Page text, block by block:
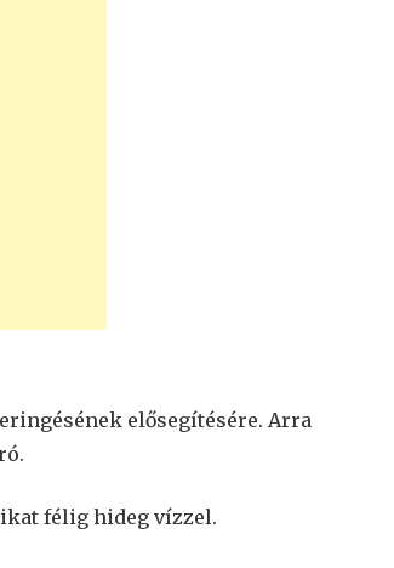
elősegítésére. Arra
félig hideg vízzel.